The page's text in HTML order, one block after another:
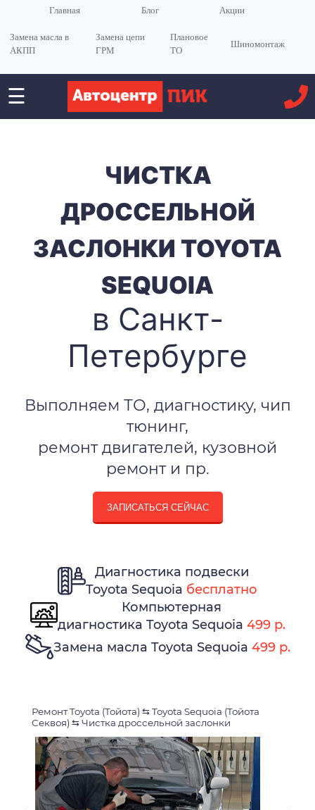
Главная Блог Акции
Замена масла в
АКПП
Замена цепи
ГРМ
Плановое
ТО
Шиномонтаж
☰
ЧИСТКА
ДРОССЕЛЬНОЙ
ЗАСЛОНКИ TOYOTA
SEQUOIA
в Санкт-
Петербурге
Выполняем ТО, диагностику, чип
тюнинг,
ремонт двигателей, кузовной
ремонт и пр.
ЗАПИСАТЬСЯ СЕЙЧАС
Диагностика подвески
Toyota Sequoia бесплатно
Компьютерная
диагностика Toyota Sequoia 499 р.
Замена масла Toyota Sequoia 499 р.
Ремонт Toyota (Тойота) ⇆Toyota Sequoia (Тойота
Секвоя) ⇆Чистка дроссельной заслонки